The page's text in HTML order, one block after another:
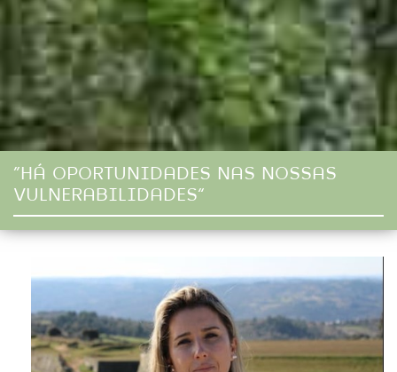
“HÁ OPORTUNIDADES NAS NOSSAS
VULNERABILIDADES”